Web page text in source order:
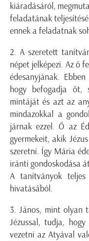
kiáradásáról,
feladatának
ennek a feladatnak
2. A szeretett
népet jelképezi. Az ő
édesanyjának.
hogy befogadja őt,
mintáját és azt az
mindazokkal a
járnak ezzel. Ő az
gyermekeit, akik
szeretni. Így Mária
iránti gondoskodása
A tanítványok teljes
hivatásából.
3. János, mint olyan
Jézussal, tudja,
vezetni az Atyával